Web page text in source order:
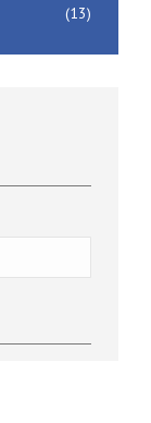
(13)